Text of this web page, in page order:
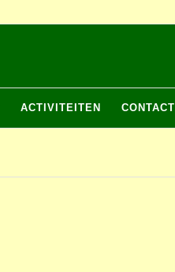
ACTIVITEITEN CONTACT